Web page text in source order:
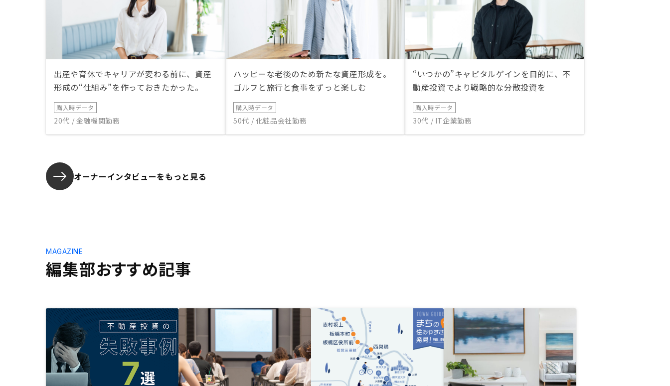
出産や育休でキャリアが変わる前に、資産
形成の“仕組み”を作っておきたかった。
購入時データ
20代 / 金融機関勤務
ハッピーな老後のため新たな資産形成を。
ゴルフと旅行と食事をずっと楽しむ
購入時データ
50代 / 化粧品会社勤務
“いつかの”キャピタルゲインを目的に、不
動産投資でより戦略的な分散投資を
購入時データ
30代 / IT企業勤務
オーナーインタビューをもっと見る
編集部おすすめ記事
MAGAZINE